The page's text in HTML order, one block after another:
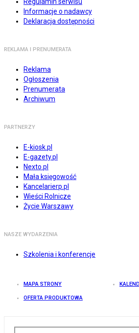
Informacje o nadawcy
Deklaracja dostępności
REKLAMA I PRENUMERATA
Reklama
Ogłoszenia
Prenumerata
Archiwum
PARTNERZY
E-kiosk.pl
E-gazety.pl
Nexto.pl
Mała księgowość
Kancelarierp.pl
Wieści Rolnicze
Życie Warszawy
NASZE WYDARZENIA
Szkolenia i konferencje
MAPA STRONY
OFERTA PRODUKTOWA